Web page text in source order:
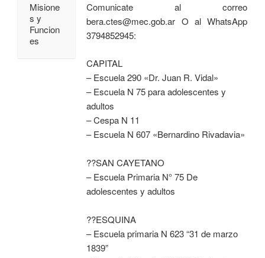
Comunicate al correo
bera.ctes@mec.gob.ar O al WhatsApp
3794852945:
CAPITAL
– Escuela 290 «Dr. Juan R. Vidal»
– Escuela N 75 para adolescentes y
adultos
– Cespa N 11
– Escuela N 607 «Bernardino Rivadavia»
??SAN CAYETANO
– Escuela Primaria N° 75 De
adolescentes y adultos
??ESQUINA
– Escuela primaria N 623 “31 de marzo
1839”
Misione
s y
Funcion
es